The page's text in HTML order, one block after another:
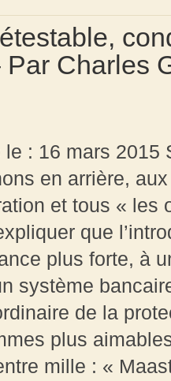
Charles
le : 16 mars 2015
en arrière,
et tous « les
que
plus forte, à
système
de la
plus
mille : «